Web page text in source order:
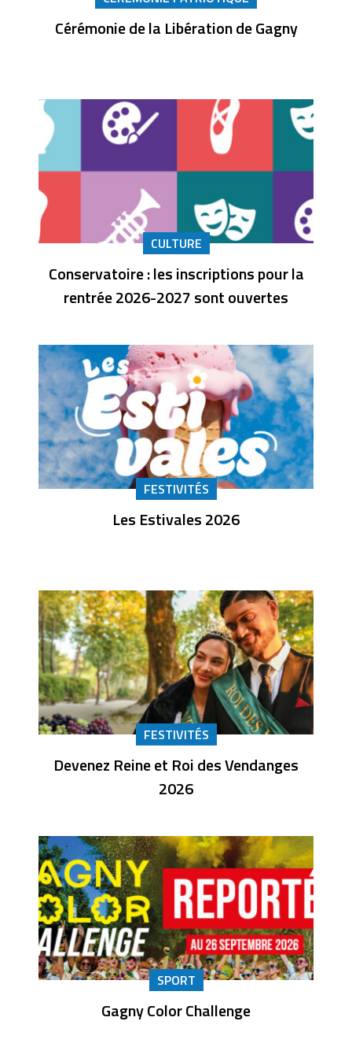
Cérémonie de la Libération de Gagny
CULTURE
Conservatoire : les inscriptions pour la
rentrée 2026-2027 sont ouvertes
FESTIVITÉS
Les Estivales 2026
FESTIVITÉS
Devenez Reine et Roi des Vendanges
2026
SPORT
Gagny Color Challenge